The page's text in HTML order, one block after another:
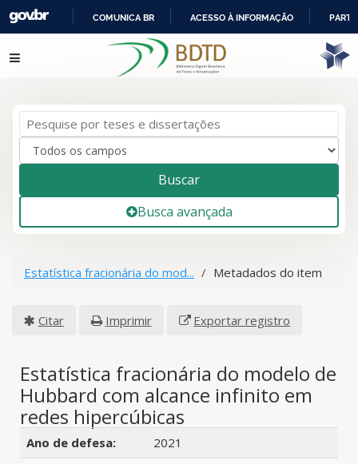
IR
PARA
COMUNICA BR ACESSO À INFORMAÇÃO
Pular para o conteúdo
Buscar
Busca avançada
Estatística fracionária do mod... Metadados do item
Citar Imprimir Exportar registro
Estatística fracionária do modelo de
Hubbard com alcance infinito em
redes hipercúbicas
Detalhes bibliográficos
Ano de defesa:
2021